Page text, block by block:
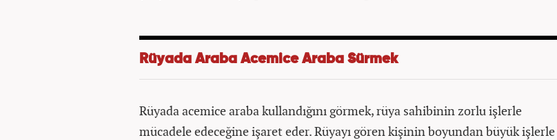
Rüyada Araba Acemice Araba Sürmek
Rüyada acemice araba kullandığını görmek, rüya sahibinin zorlu işlerle
mücadele edeceğine işaret eder. Rüyayı gören kişinin boyundan büyük işlerle